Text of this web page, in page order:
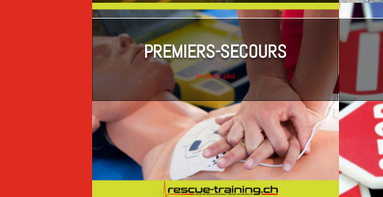
PREMIERS-SECOURS
en savoir plus